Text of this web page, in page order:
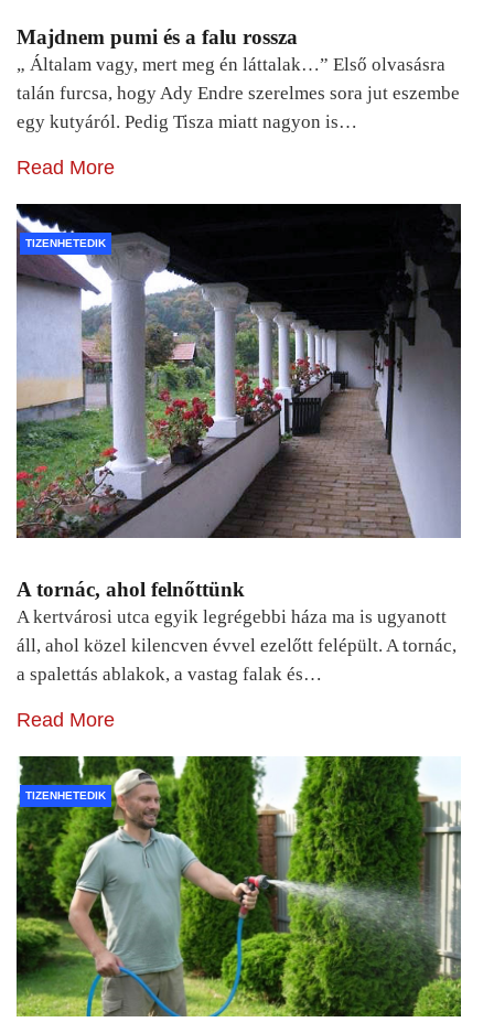
Majdnem pumi és a falu rossza
„ Általam vagy, mert meg én láttalak…” Első olvasásra
talán furcsa, hogy Ady Endre szerelmes sora jut eszembe
egy kutyáról. Pedig Tisza miatt nagyon is…
Read More
TIZENHETEDIK
A tornác, ahol felnőttünk
A kertvárosi utca egyik legrégebbi háza ma is ugyanott
áll, ahol közel kilencven évvel ezelőtt felépült. A tornác,
a spalettás ablakok, a vastag falak és…
Read More
TIZENHETEDIK